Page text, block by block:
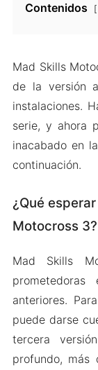
Contenidos
Mad Skills
de la versión
instalaciones.
serie, y ahora
inacabado en
continuación.
¿Qué
Motocross 3?
Mad Skills
anteriores.
puede darse
tercera
profundo, más